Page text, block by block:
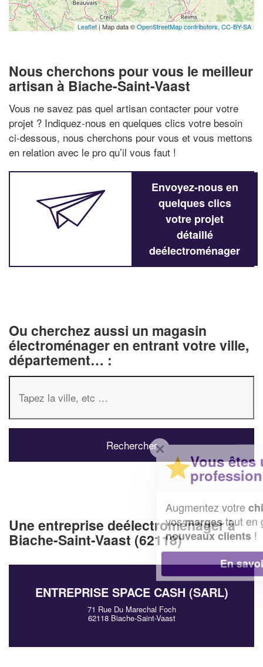
Leaflet| Map data ©OpenStreetMap contributors, CC-BY-SA
Nous cherchons pour vous le meilleur
artisan à Biache-Saint-Vaast
Vous ne savez pas quel artisan contacter pour votre
projet ? Indiquez-nous en quelques clics votre besoin
ci-dessous, nous cherchons pour vous et vous mettons
en relation avec le pro qu’il vous faut !
Envoyez-nous en
quelques clics
votre projet
détaillé
deélectroménager
Ou cherchez aussi un magasin
électroménager en entrant votre ville,
département… :
Une entreprise deélectroménager à
Biache-Saint-Vaast (62118)
ENTREPRISE SPACE CASH (SARL)
71 Rue Du Marechal Foch
62118 Biache-Saint-Vaast
Vous êtes un
professionnel ?
chiffre d'affaireset
vosmargestout en gagnant de
nouveaux clients!
En savoir plus